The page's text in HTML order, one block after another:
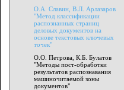
О.А. Славин, В.Л. Арлазаров
"Метод классификации
распознанных страниц
деловых документов на
основе текстовых ключевых
точек"
О.О. Петрова, К.Б. Булатов
"Методы пост-обработки
результатов распознавания
машиночитаемой зоны
документов"